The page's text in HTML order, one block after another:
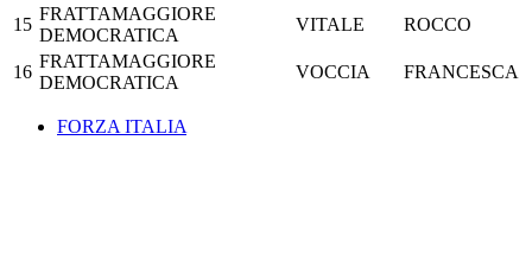
15
FRATTAMAGGIORE
DEMOCRATICA
VITALE ROCCO
16
FRATTAMAGGIORE
DEMOCRATICA
VOCCIA FRANCESCA
FORZA ITALIA